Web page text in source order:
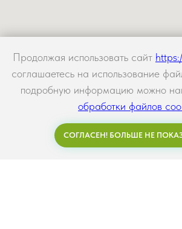
Продолжая использовать сайт
соглашаетесь на использование
подробную информацию можно
обработки файлов
СОГЛАСЕН! БОЛЬШЕ НЕ